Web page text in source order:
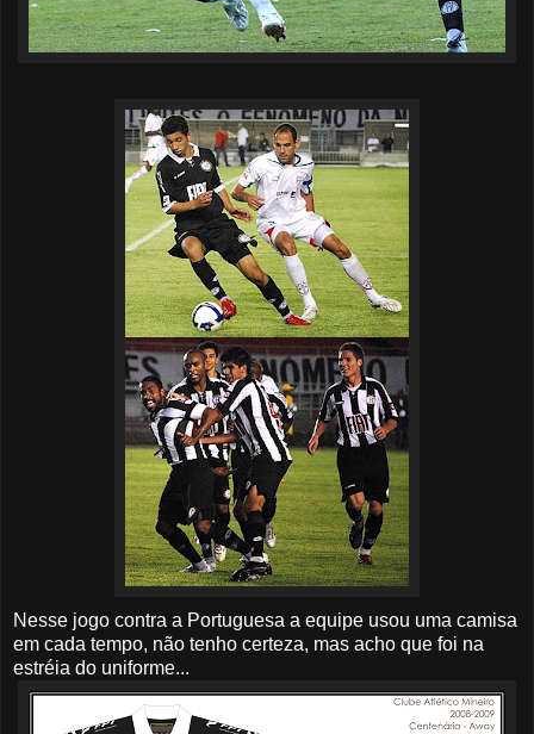
Nesse jogo contra a Portuguesa a equipe usou uma camisa
em cada tempo, não tenho certeza, mas acho que foi na
estréia do uniforme...